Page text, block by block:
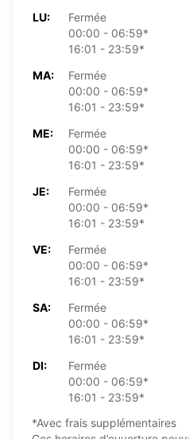
LU:
Fermée
00:00 - 06:59*
16:01 - 23:59*
MA:
Fermée
00:00 - 06:59*
16:01 - 23:59*
ME:
Fermée
00:00 - 06:59*
16:01 - 23:59*
JE:
Fermée
00:00 - 06:59*
16:01 - 23:59*
VE:
Fermée
00:00 - 06:59*
16:01 - 23:59*
SA:
Fermée
00:00 - 06:59*
16:01 - 23:59*
DI:
Fermée
00:00 - 06:59*
16:01 - 23:59*
*Avec frais supplémentaires